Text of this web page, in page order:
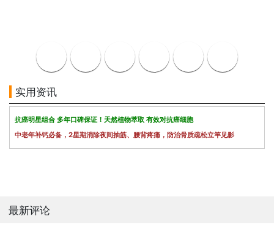
实用资讯
抗癌明星组合 多年口碑保证！天然植物萃取 有效对抗癌细胞
中老年补钙必备，2星期消除夜间抽筋、腰背疼痛，防治骨质疏松立竿见影
最新评论